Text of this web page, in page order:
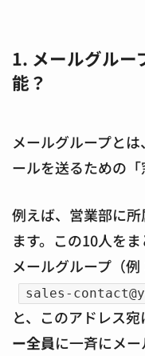
1. メールグルー
能？
メールグループとは、
ールを送るための「
例えば、営業部に
ます。この10人を
メールグループ（例
sales-
と、このアドレス宛
ー全員に一斉にメ